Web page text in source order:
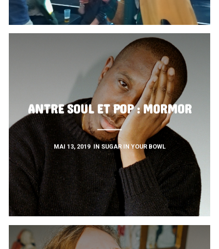
ANTRE SOUL ET POP : MORMOR
MAI 13, 2019 INSUGAR IN YOUR BOWL